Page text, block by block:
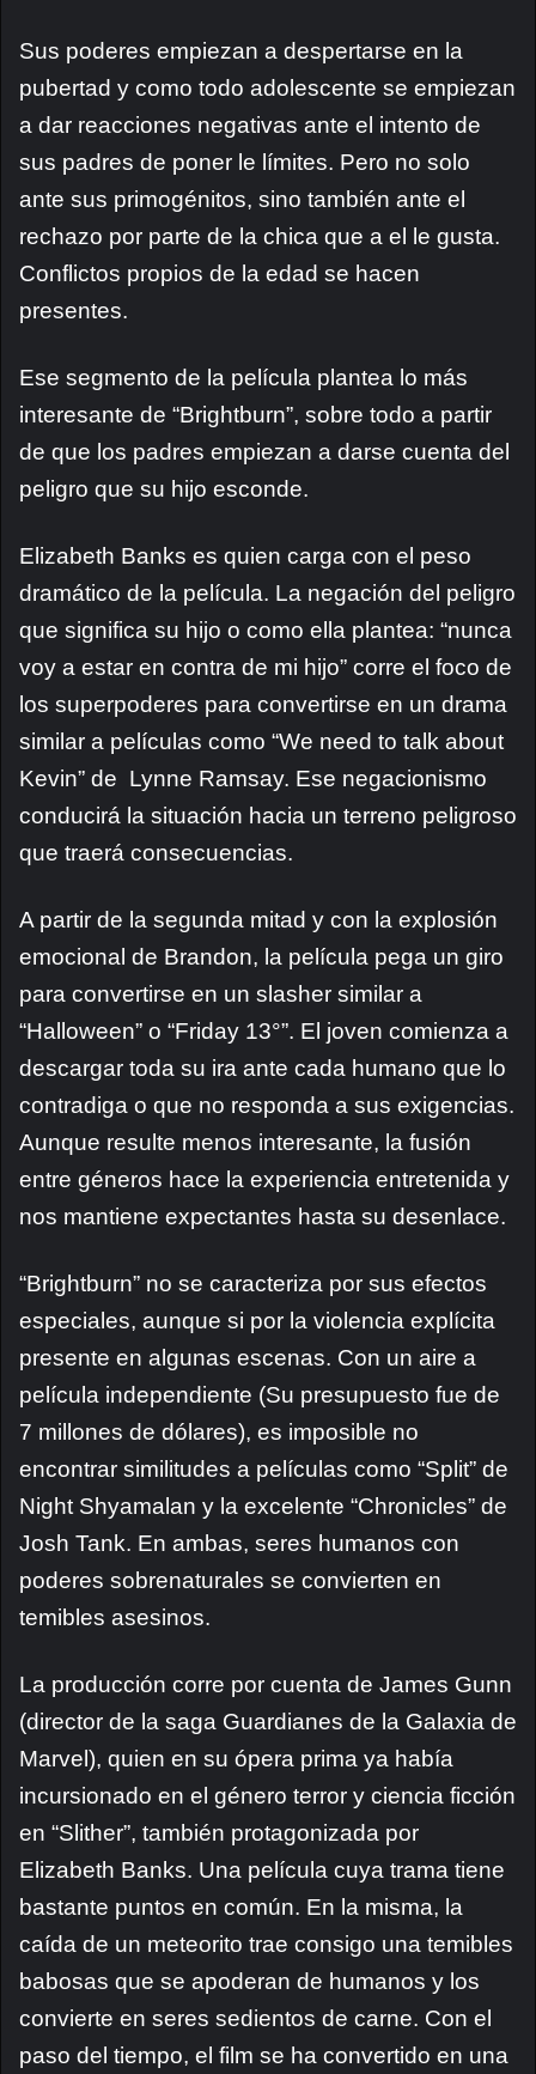
Sus poderes empiezan a despertarse en la
pubertad y como todo adolescente se empiezan
a dar reacciones negativas ante el intento de
sus padres de poner le límites. Pero no solo
ante sus primogénitos, sino también ante el
rechazo por parte de la chica que a el le gusta.
Conflictos propios de la edad se hacen
presentes.
Ese segmento de la película plantea lo más
interesante de “Brightburn”, sobre todo a partir
de que los padres empiezan a darse cuenta del
peligro que su hijo esconde.
Elizabeth Banks es quien carga con el peso
dramático de la película. La negación del peligro
que significa su hijo o como ella plantea: “nunca
voy a estar en contra de mi hijo” corre el foco de
los superpoderes para convertirse en un drama
similar a películas como “We need to talk about
Kevin” de Lynne Ramsay. Ese negacionismo
conducirá la situación hacia un terreno peligroso
que traerá consecuencias.
A partir de la segunda mitad y con la explosión
emocional de Brandon, la película pega un giro
para convertirse en un slasher similar a
“Halloween” o “Friday 13°”. El joven comienza a
descargar toda su ira ante cada humano que lo
contradiga o que no responda a sus exigencias.
Aunque resulte menos interesante, la fusión
entre géneros hace la experiencia entretenida y
nos mantiene expectantes hasta su desenlace.
“Brightburn” no se caracteriza por sus efectos
especiales, aunque si por la violencia explícita
presente en algunas escenas. Con un aire a
película independiente (Su presupuesto fue de
7 millones de dólares), es imposible no
encontrar similitudes a películas como “Split” de
Night Shyamalan y la excelente “Chronicles” de
Josh Tank. En ambas, seres humanos con
poderes sobrenaturales se convierten en
temibles asesinos.
La producción corre por cuenta de James Gunn
(director de la saga Guardianes de la Galaxia de
Marvel), quien en su ópera prima ya había
incursionado en el género terror y ciencia ficción
en “Slither”, también protagonizada por
Elizabeth Banks. Una película cuya trama tiene
bastante puntos en común. En la misma, la
caída de un meteorito trae consigo una temibles
babosas que se apoderan de humanos y los
convierte en seres sedientos de carne. Con el
paso del tiempo, el film se ha convertido en una